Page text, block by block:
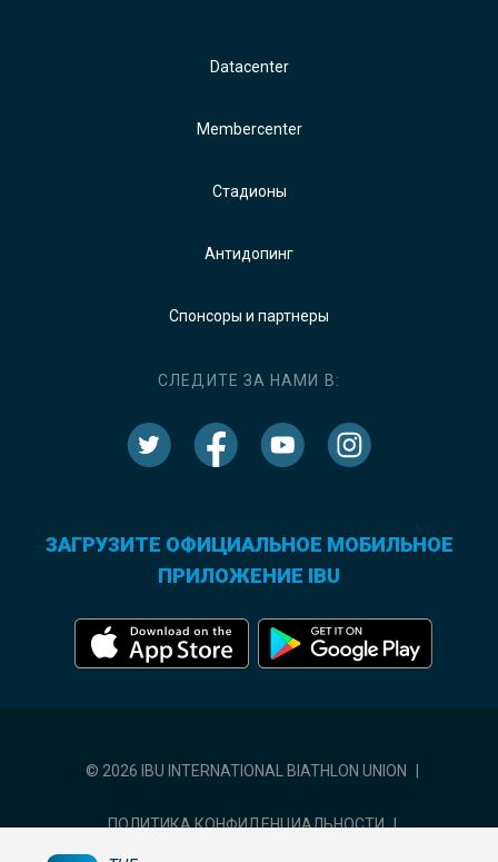
Datacenter
Membercenter
Стадионы
Антидопинг
Спонсоры и партнеры
СЛЕДИТЕ ЗА НАМИ В:
ЗАГРУЗИТЕ ОФИЦИАЛЬНОЕ МОБИЛЬНОЕ
ПРИЛОЖЕНИЕ IBU
© 2026 IBU INTERNATIONAL BIATHLON UNION |
ПОЛИТИКА КОНФИДЕНЦИАЛЬНОСТИ |